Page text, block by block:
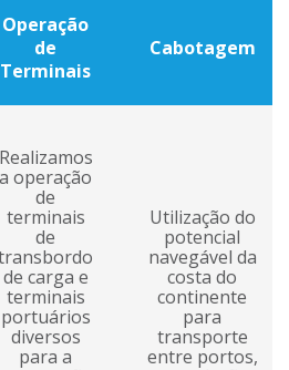
Operação
de
Terminais
Cabotagem
Realizamos
a operação
de
terminais
de
de carga e
terminais
portuários
diversos
para a
Utilização do
potencial
navegável da
costa do
continente
para
transporte
entre portos,